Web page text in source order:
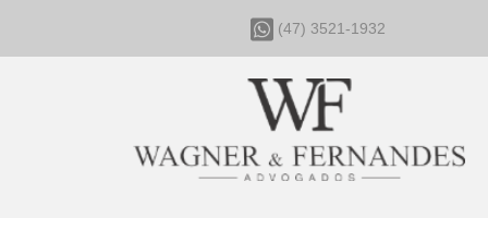
(47) 3521-1932